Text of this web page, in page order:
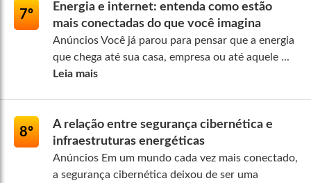
7º
Energia e internet: entenda como estão
mais conectadas do que você imagina
Anúncios Você já parou para pensar que a energia
que chega até sua casa, empresa ou até aquele ...
Leia mais
8º
A relação entre segurança cibernética e
infraestruturas energéticas
Anúncios Em um mundo cada vez mais conectado,
a segurança cibernética deixou de ser uma